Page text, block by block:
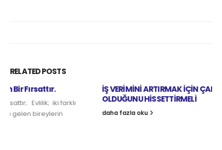
RELATEDPOSTS
İŞ VERİMİNİ ARTIRMAK İÇİN ÇALIŞANA DEĞERLİ
OLDUĞUNU HİSSETTİRMELİ
daha fazla oku